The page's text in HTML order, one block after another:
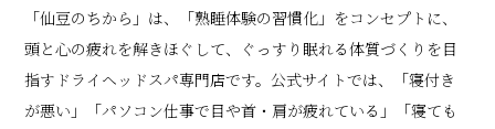
「仙豆のちから」は、「熟睡体験の習慣化」をコンセプトに、
頭と心の疲れを解きほぐして、ぐっすり眠れる体質づくりを目
指すドライヘッドスパ専門店です。公式サイトでは、「寝付き
が悪い」「パソコン仕事で目や首・肩が疲れている」「寝ても